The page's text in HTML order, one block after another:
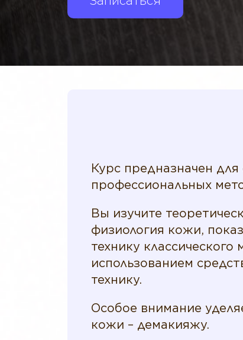
Курс предназначен для
профессиональных
Вы изучите
физиология кожи,
технику классического
использованием
технику.
Особое внимание
кожи – демакияжу.